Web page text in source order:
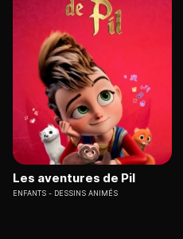
Les aventures de Pil
ENFANTS DESSINS ANIMÉS